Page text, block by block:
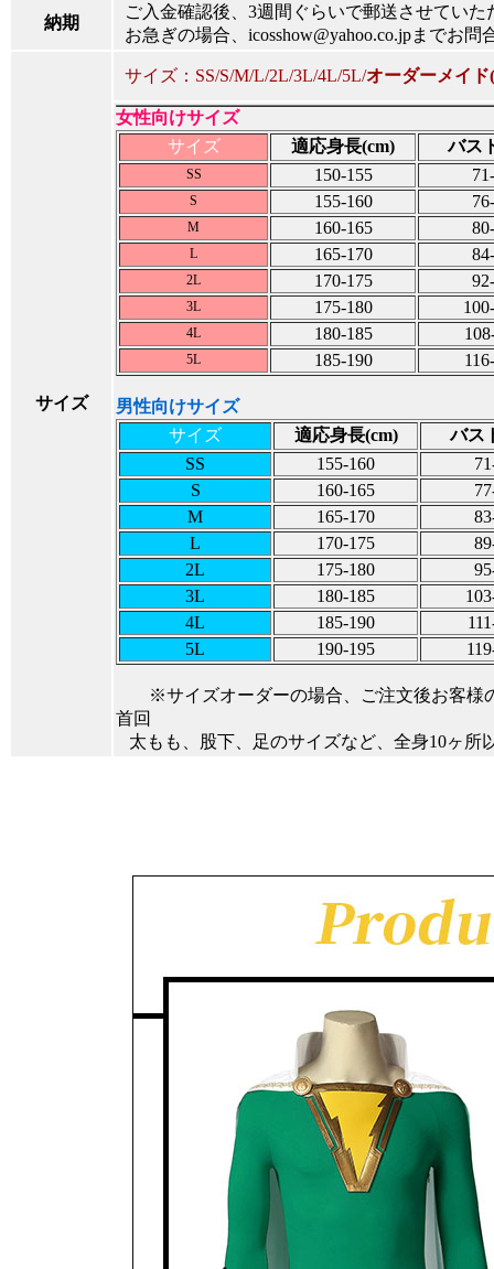
納期
ご入金確認後、3週間ぐらいで郵送させていた
お急ぎの場合、icosshow@yahoo.co.jpまでお問
サイズ
サイズ：SS/S/M/L/2L/3L/4L/5L/オーダーメイド
女性向けサイズ
サイズ 適応身長(cm) バス
SS 150-155
S 155-160
M 160-165
L 165-170
2L 170-175
3L 175-180
4L 180-185
5L 185-190
男性向けサイズ
サイズ
適応身長(cm)
バス
SS
155-160
S
160-165
M
165-170
L
170-175
2L
175-180
3L
180-185
4L
185-190
5L
190-195
※サイズオーダーの場合、ご注文後お客様
首回
太もも、股下、足のサイズなど、全身10ヶ所